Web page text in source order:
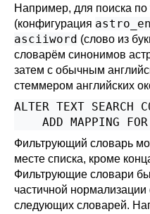
Например, для поиска
(конфигурация astro_en
asciiword (слово из
словарём синонимов
затем с обычным
стеммером английских
ALTER TEXT SEARCH
ADD MAPPING
Фильтрующий словарь
месте списка, кроме
Фильтрующие словари
частичной
следующих словарей.